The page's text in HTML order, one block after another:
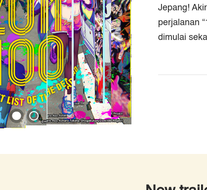
Jepang!
perjalanan
dimulai